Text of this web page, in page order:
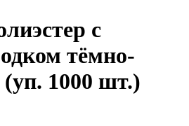
с
тёмно-
1000 шт.)